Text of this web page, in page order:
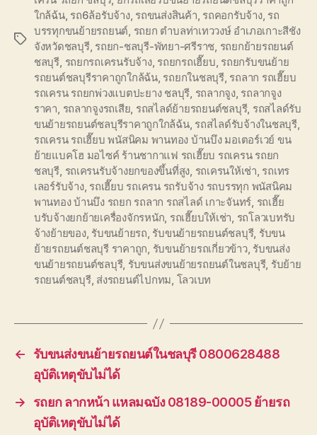
Tags
ใกล้ฉ้น, รถ6ล้อรับจ้าง, รถขนส่งสินค้า, รถคอกรับจ้าง, รถ
บรรทุกขนย้ายรถยนต์, รถยก ตำบลท่าเทววงษ์ อำเภอเกาะสีชัง
จังหวัดชลบุรี, รถยก-ชลบุรี-พัทยา-ศรีราช, รถยกย้ายรถยนต์
ชลบุรี, รถยกรถเครนรับจ้าง, รถยกรถเฮี๊ยบ, รถยกรับขนย้าย
รถยนต์ชลบุรีราคาถูกใกล้ฉ้น, รถยกในชลบุรี, รถลาก รถเฮี๊ยบ
รถเครน รถยกพ่วงแบตปะยาง ชลบุรี, รถลากจูง, รถลากจูง
ราคา, รถลากจูงรถเสีย, รถสไลด์ย้ายรถยนต์ชลบุรี, รถสไลด์รับ
ขนย้ายรถยนต์ชลบุรีราคาถูกใกล้ฉ้น, รถสไลด์รับจ้างในชลบุรี,
รถเครน รถเฮี๊ยบ พนัสนิคม พานทอง บ้านบึง มอเตอร์เวย์ ขน
ย้ายแบคโฮ มอไซค์ ร้านชากาแฟ รถเฮี๊ยบ รถเครน รถยก
ชลบุรี, รถเครนรับจ้างยกของขึ้นที่สูง, รถเครนให้เช่า, รถเทร
เลอร์รับจ้าง, รถเฮี๊ยบ รถเครน รถรับจ้าง รถบรรทุก พนัสนิคม
พานทอง บ้านบึง รถยก รถลาก รถสไลด์ เกาะจันทร์, รถเฮี๊ย
บรับจ้างยกย้ายเครื่องจักรหนัก, รถเฮี๊ยบให้เช่า, รถโลวเบทรับ
จ้างย้ายของ, รับขนย้ายรถ, รับขนย้ายรถยนต์ชลบุรี, รับขน
ย้ายรถยนต์ชลบุรี ราคาถูก, รับขนย้ายรถเกี่ยวข้าว, รับขนส่ง
ขนย้ายรถยนต์ชลบุรี, รับขนส่งขนย้ายรถยนต์ในชลบุรี, รับย้าย
รถยนต์ชลบุรี, ส่งรถยนต์ไปกทม, โลวเบท
←
รับขนส่งขนย้ายรถยนต์ในชลบุรี 0800628488
อุบัติเหตุขับไม่ได้
→
รถยก ลากหน้า แหลมฉบัง 08189-00005 ย้ายรถ
อุบัติเหตุขับไม่ได้